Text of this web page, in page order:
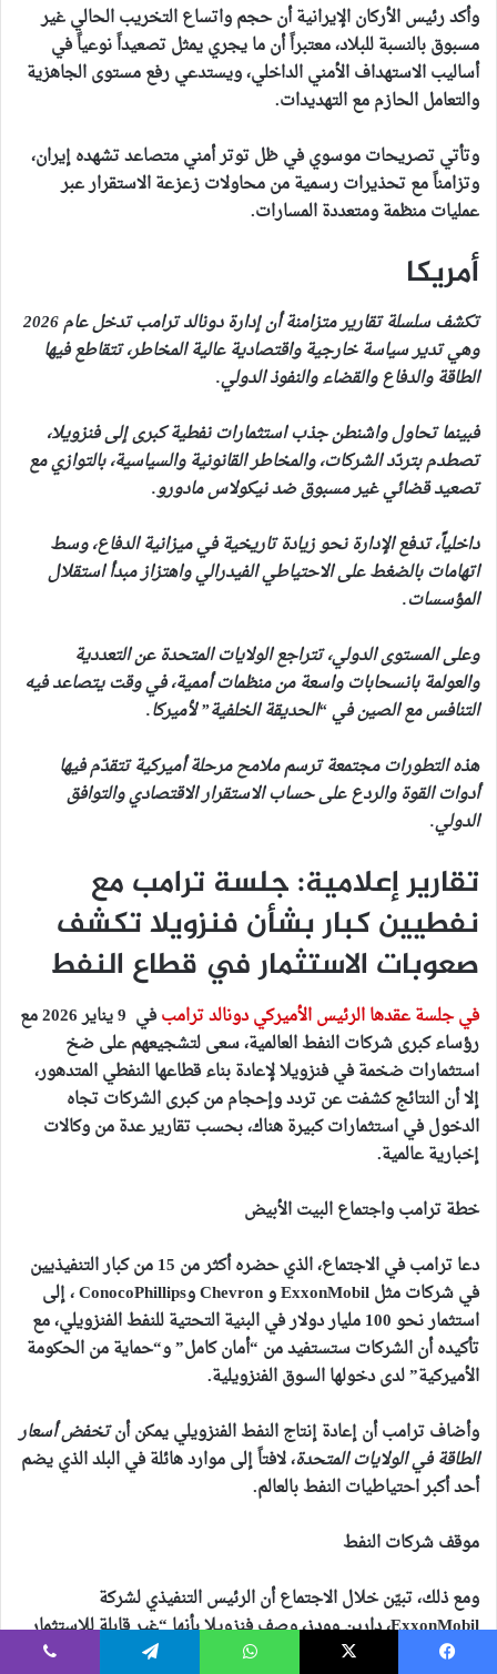
وأكد رئيس الأركان الإيرانية أن حجم واتساع التخريب الحالي غير
مسبوق بالنسبة للبلاد، معتبراً أن ما يجري يمثل تصعيداً نوعياً في
أساليب الاستهداف الأمني الداخلي، ويستدعي رفع مستوى الجاهزية
والتعامل الحازم مع التهديدات.
وتأتي تصريحات موسوي في ظل توتر أمني متصاعد تشهده إيران،
وتزامناً مع تحذيرات رسمية من محاولات زعزعة الاستقرار عبر
عمليات منظمة ومتعددة المسارات.
أمريكا
تكشف سلسلة تقارير متزامنة أن إدارة دونالد ترامب تدخل عام 2026
وهي تدير سياسة خارجية واقتصادية عالية المخاطر، تتقاطع فيها
الطاقة والدفاع والقضاء والنفوذ الدولي.
فبينما تحاول واشنطن جذب استثمارات نفطية كبرى إلى فنزويلا،
تصطدم بتردّد الشركات، والمخاطر القانونية والسياسية، بالتوازي مع
تصعيد قضائي غير مسبوق ضد نيكولاس مادورو.
داخلياً، تدفع الإدارة نحو زيادة تاريخية في ميزانية الدفاع، وسط
اتهامات بالضغط على الاحتياطي الفيدرالي واهتزاز مبدأ استقلال
المؤسسات.
وعلى المستوى الدولي، تتراجع الولايات المتحدة عن التعددية
والعولمة بانسحابات واسعة من منظمات أممية، في وقت يتصاعد فيه
التنافس مع الصين في “الحديقة الخلفية” لأميركا.
هذه التطورات مجتمعة ترسم ملامح مرحلة أميركية تتقدّم فيها
أدوات القوة والردع على حساب الاستقرار الاقتصادي والتوافق
الدولي.
تقارير إعلامية: جلسة ترامب مع
نفطيين كبار بشأن فنزويلا تكشف
صعوبات الاستثمار في قطاع النفط
في جلسة عقدها الرئيس الأميركي دونالد ترامب
في 9 يناير 2026 مع
رؤساء كبرى شركات النفط العالمية، سعى لتشجيعهم على ضخ
استثمارات ضخمة في فنزويلا لإعادة بناء قطاعها النفطي المتدهور،
إلا أن النتائج كشفت عن تردد وإحجام من كبرى الشركات تجاه
الدخول في استثمارات كبيرة هناك، بحسب تقارير عدة من وكالات
إخبارية عالمية.
خطة ترامب واجتماع البيت الأبيض
دعا ترامب في الاجتماع، الذي حضره أكثر من 15 من كبار التنفيذيين
في شركات مثل ExxonMobil و Chevron وConocoPhillips ، إلى
استثمار نحو 100 مليار دولار في البنية التحتية للنفط الفنزويلي، مع
تأكيده أن الشركات ستستفيد من “أمان كامل” و“حماية من الحكومة
الأميركية” لدى دخولها السوق الفنزويلية.
وأضاف ترامب أن إعادة إنتاج النفط الفنزويلي يمكن أنتخفض أسعار
الطاقة في الولايات المتحدة، لافتاً إلى موارد هائلة في البلد الذي يضم
أحد أكبر احتياطيات النفط بالعالم.
موقف شركات النفط
ومع ذلك، تبيّن خلال الاجتماع أن الرئيس التنفيذي لشركة
ExxonMobil، دارين وودز، وصف فنزويلا بأنها “غير قابلة للاستثمار
في الوقت الحالي” ، مشدداً على أن الشركة بحاجة إلى تغييرات